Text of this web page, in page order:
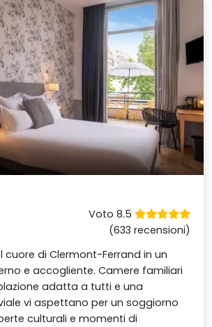
Voto 8.5
(633 recensioni)
cuore di Clermont-Ferrand in un
e accogliente. Camere familiari
adatta a tutti e una
vi aspettano per un soggiorno
culturali e momenti di